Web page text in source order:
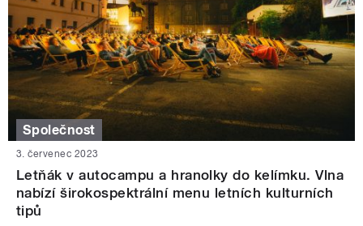
Společnost
3. červenec 2023
Letňák v autocampu a hranolky do kelímku. Vlna
nabízí širokospektrální menu letních kulturních
tipů